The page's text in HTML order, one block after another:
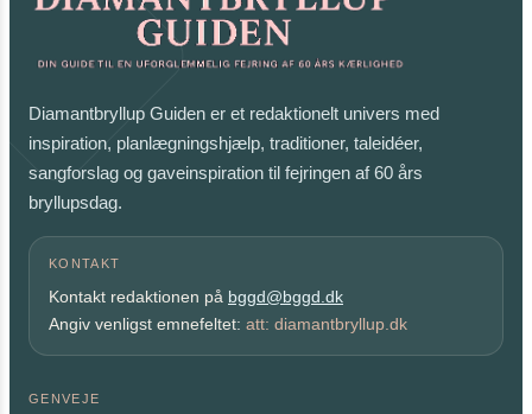
Diamantbryllup Guiden er et redaktionelt univers med
inspiration, planlægningshjælp, traditioner, taleidéer,
sangforslag og gaveinspiration til fejringen af 60 års
bryllupsdag.
KONTAKT
Kontakt redaktionen på bggd@bggd.dk
Angiv venligst emnefeltet: att: diamantbryllup.dk
GENVEJE